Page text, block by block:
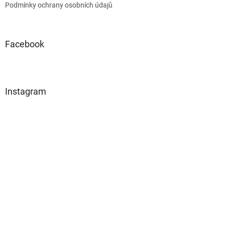
Podmínky ochrany osobních údajů
Facebook
Instagram